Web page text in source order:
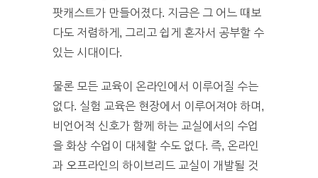
팟캐스트가 만들어졌다. 지금은 그 어느 때보
다도 저렴하게, 그리고 쉽게 혼자서 공부할 수
있는 시대이다.
물론 모든 교육이 온라인에서 이루어질 수는
없다. 실험 교육은 현장에서 이루어져야 하며,
비언어적 신호가 함께 하는 교실에서의 수업
을 화상 수업이 대체할 수도 없다. 즉, 온라인
과 오프라인의 하이브리드 교실이 개발될 것